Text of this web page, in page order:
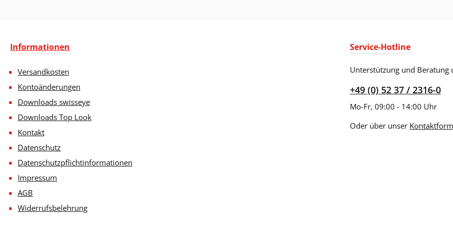
Informationen
Versandkosten
Kontoänderungen
Downloads swisseye
Downloads Top Look
Kontakt
Datenschutz
Datenschutzpflichtinformationen
Impressum
AGB
Widerrufsbelehrung
Service-Hotline
Unterstützung und Beratung
+49 (0) 52 37 / 2316-0
Mo-Fr, 09:00 - 14:00 Uhr
Oder über unser